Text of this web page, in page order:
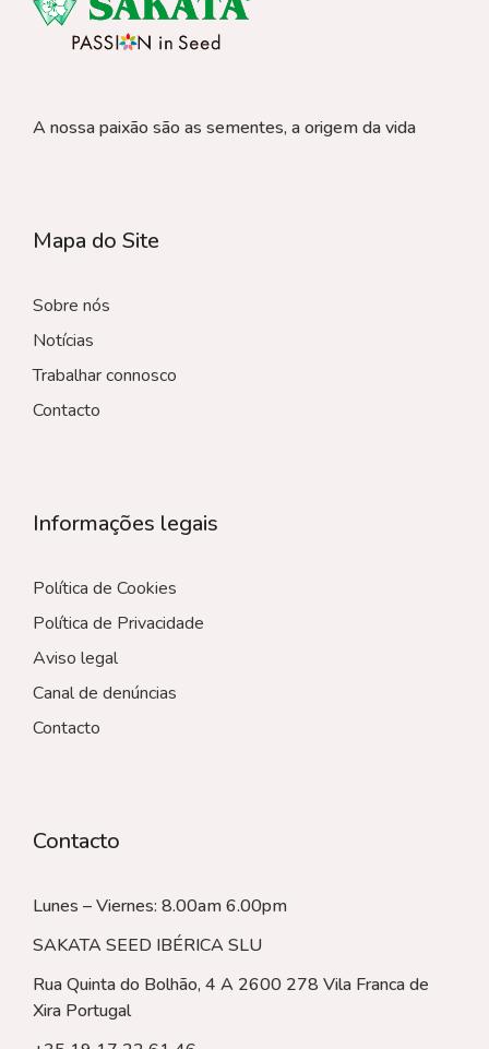
A nossa paixão são as sementes, a origem da vida
Mapa do Site
Sobre nós
Notícias
Trabalhar connosco
Contacto
Informações legais
Política de Cookies
Política de Privacidade
Aviso legal
Canal de denúncias
Contacto
Contacto
Lunes – Viernes: 8.00am 6.00pm
SAKATA SEED IBÉRICA SLU
Rua Quinta do Bolhão, 4 A 2600 278 Vila Franca de
Xira Portugal